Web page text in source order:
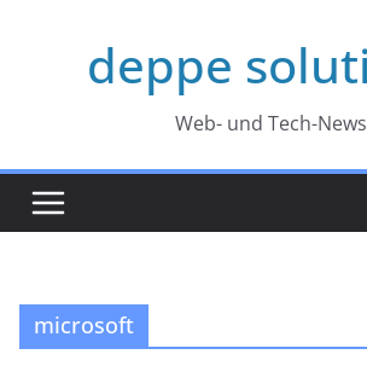
deppe
Web- und Tech-News
microsoft